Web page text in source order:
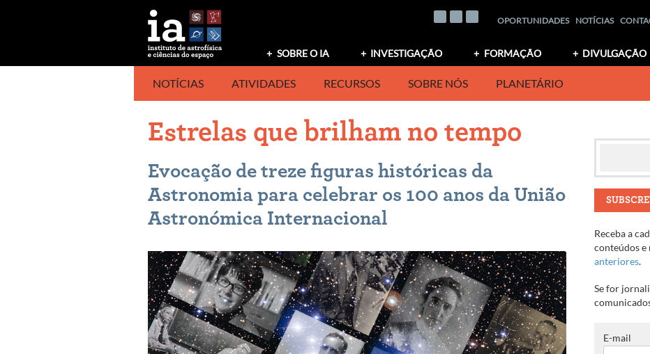
OPORTUNIDADES NOTÍCIAS
SOBRE O IA INVESTIGAÇÃO FORMAÇÃO DIVULGAÇÃO
NOTÍCIAS ATIVIDADES RECURSOS SOBRE NÓS PLANETÁRIO
Estrelas que brilham no tempo
Evocação de treze figuras históricas da
Astronomia para celebrar os 100 anos da União
Astronómica Internacional
Receba a
conteúdos e
anteriores.
Se for
E-mail